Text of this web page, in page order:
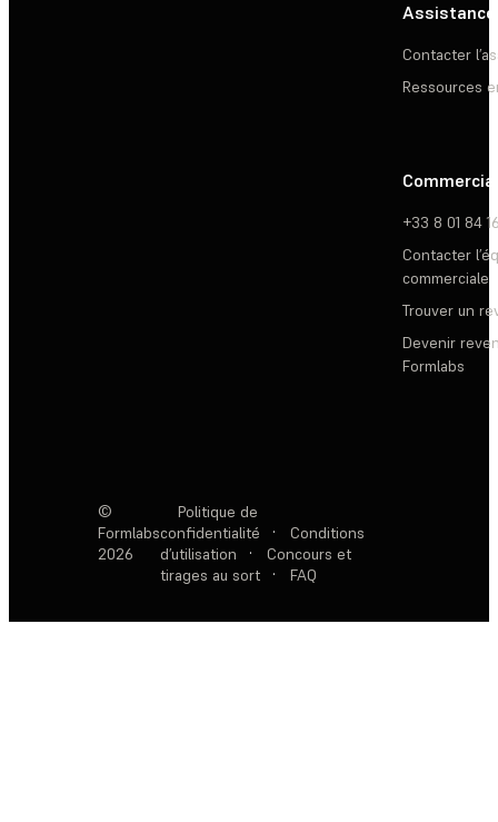
Assistance
Contacter
Ressources
Commercial
+33 8 01 84
Contacter
commerciale
Trouver un
Devenir
Formlabs
©
Formlabs
2026
Politique de
confidentialité
·
Conditions
d’utilisation
·
Concours et
tirages au sort
· FAQ